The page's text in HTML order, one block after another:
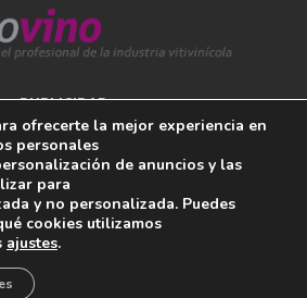
PUBLICIDAD
ofrecerte la mejor experiencia en
personales
de anuncios y las
para
y no personalizada. Puedes
cookies utilizamos
ajustes.